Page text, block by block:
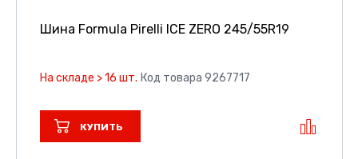
Шина Formula Pirelli ICE ZERO 245/55R19
На складе > 16 шт. Код товара 9267717
КУПИТЬ